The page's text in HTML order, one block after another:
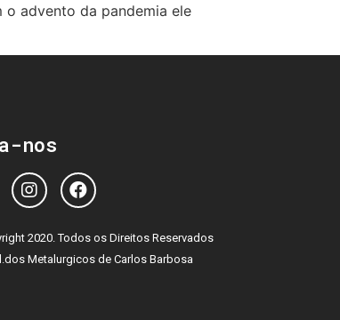
advento da pandemia ele
nos
2020. Todos os Direitos Reservados
Metalurgicos de Carlos Barbosa